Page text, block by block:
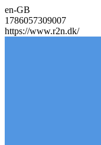
en-GB
1786057309007
https://www.r2n.dk/